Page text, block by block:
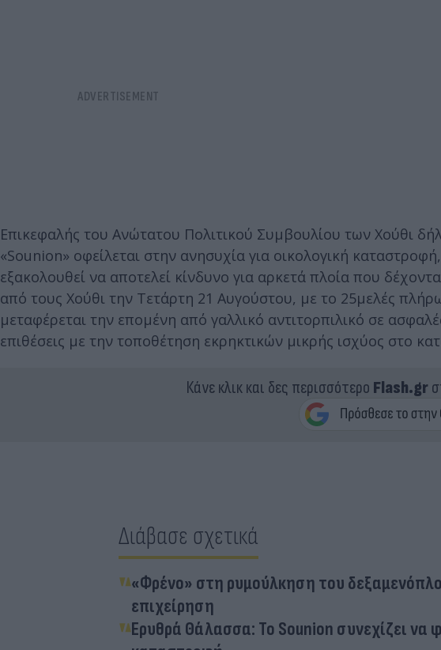
Επικεφαλής του Ανώτατου Πολιτικού Συμβουλίου των Χούθι
«Sounion» οφείλεται στην ανησυχία για οικολογική
εξακολουθεί να αποτελεί κίνδυνο για αρκετά πλοία που
από τους Χούθι την Τετάρτη 21 Αυγούστου, με το 25μελές
μεταφέρεται την επομένη από γαλλικό αντιτορπιλικό σε
επιθέσεις με την τοποθέτηση εκρηκτικών μικρής ισχύος στο
Κάνε κλικ και δες περισσότερο Flash.gr
Διάβασε σχετικά
«Φρένο» στη ρυμούλκηση του
επιχείρηση
Ερυθρά Θάλασσα: Το Sounion συνεχίζει να